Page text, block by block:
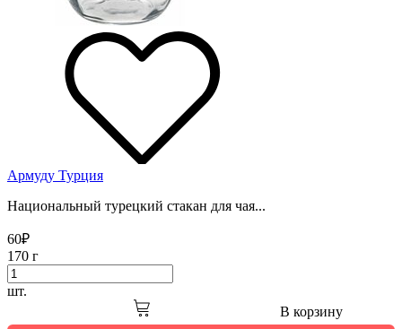
Армуду Турция
Национальный турецкий стакан для чая...
60₽
170 г
шт.
В корзину